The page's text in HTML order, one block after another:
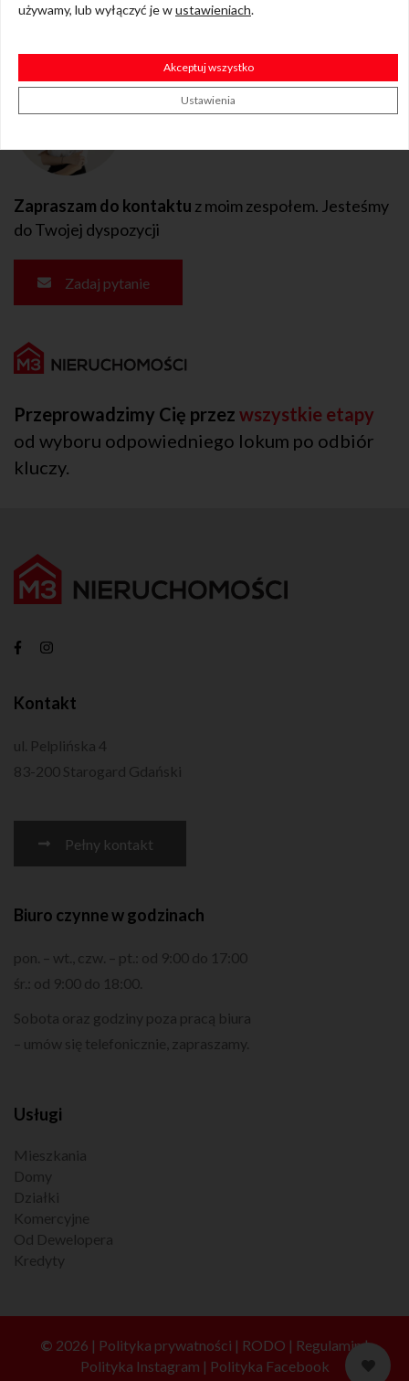
Zapraszam do kontaktu z moim zespołem. Jesteśmy
do Twojej dyspozycji
Zadaj pytanie
Przeprowadzimy Cię przez wszystkie etapy
od wyboru odpowiedniego lokum po odbiór
kluczy.
Kontakt
ul. Pelplińska 4
83-200 Starogard Gdański
Pełny kontakt
Biuro czynne w godzinach
pon. – wt., czw. – pt.: od 9:00 do 17:00
śr.: od 9:00 do 18:00.
Sobota oraz godziny poza pracą biura
– umów się telefonicznie, zapraszamy.
Usługi
Mieszkania
Domy
Działki
Komercyjne
Od Dewelopera
Kredyty
© 2026 | Polityka prywatności | RODO | Regulamin|
Polityka Instagram | Polityka Facebook
używamy, lub wyłączyć je wustawieniach.
Akceptuj wszystko
Ustawienia